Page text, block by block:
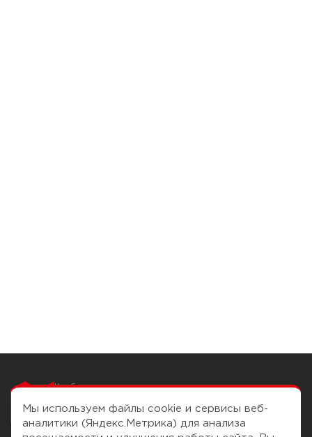
Чтобы вам легко
Мы используем файлы cookie и сервисы веб-
аналитики (Яндекс.Метрика) для анализа